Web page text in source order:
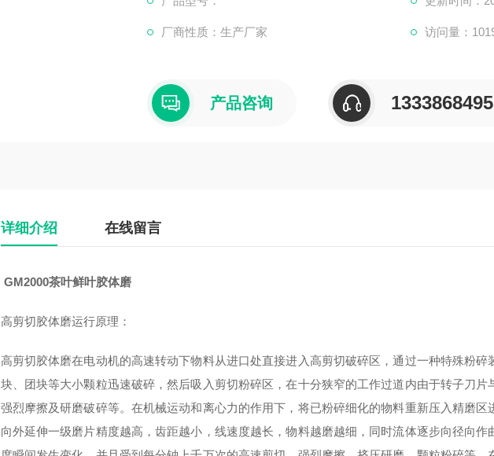
厂商性质：生产厂家 访问量：
产品咨询
详细介绍 在线留言
GM2000茶叶鲜叶胶体磨
高剪切胶体磨运行原理：
高剪切胶体磨在电动机的高速转动下物料从进口处直接进入高剪切破碎区，通过一种特殊粉
块、团块等大小颗粒迅速破碎，然后吸入剪切粉碎区，在十分狭窄的工作过道内由于转子刀片
强烈摩擦及研磨破碎等。在机械运动和离心力的作用下，将已粉碎细化的物料重新压入精磨区
向外延伸一级磨片精度越高，齿距越小，线速度越长，物料越磨越细，同时流体逐步向径向作